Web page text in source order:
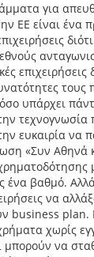
για
ΕΕ είναι ένα
υπάρχει
τεχνογνωσία
ευκαιρία να
«Συν Αθηνά
βαθμό. Αλλά
να
business plan.
χωρίς
μπορούν να